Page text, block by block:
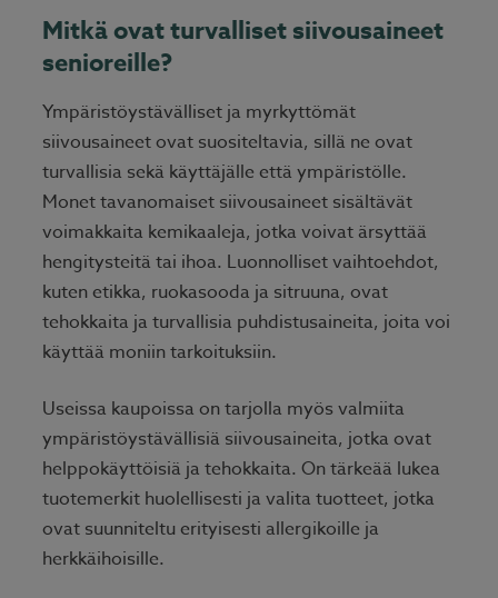
Mitkä ovat turvalliset siivousaineet
senioreille?
Ympäristöystävälliset ja myrkyttömät
siivousaineet ovat suositeltavia, sillä ne ovat
turvallisia sekä käyttäjälle että ympäristölle.
Monet tavanomaiset siivousaineet sisältävät
voimakkaita kemikaaleja, jotka voivat ärsyttää
hengitysteitä tai ihoa. Luonnolliset vaihtoehdot,
kuten etikka, ruokasooda ja sitruuna, ovat
tehokkaita ja turvallisia puhdistusaineita, joita voi
käyttää moniin tarkoituksiin.
Useissa kaupoissa on tarjolla myös valmiita
ympäristöystävällisiä siivousaineita, jotka ovat
helppokäyttöisiä ja tehokkaita. On tärkeää lukea
tuotemerkit huolellisesti ja valita tuotteet, jotka
ovat suunniteltu erityisesti allergikoille ja
herkkäihoisille.